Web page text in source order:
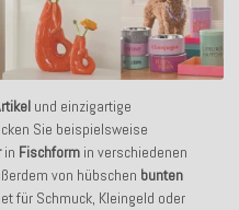
und einzigartige
Sie beispielsweise
in Fischform in verschiedenen
von hübschen bunten
für Schmuck, Kleingeld oder